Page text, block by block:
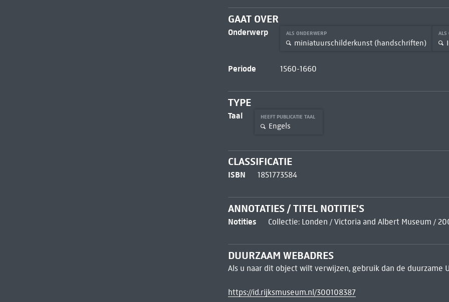
GAAT OVER
Onderwerp ALS ONDERWERP
miniatuurschilderkunst (handschriften)
ALS
Periode 1560-1660
TYPE
Taal HEEFT PUBLICATIE TAAL
Engels
CLASSIFICATIE
ISBN 1851773584
ANNOTATIES / TITEL NOTITIE'S
Notities Collectie: Londen / Victoria and Albert Museum /
DUURZAAM WEBADRES
Als u naar dit object wilt verwijzen, gebruik dan de duurzame
https://id.rijksmuseum.nl/300108387